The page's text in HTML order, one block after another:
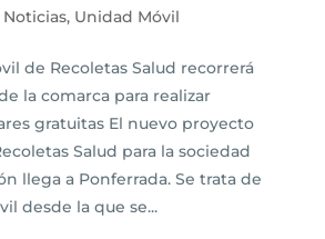
Noticias, Unidad Móvil
de Recoletas Salud recorrerá
la comarca para realizar
gratuitas El nuevo proyecto
Salud para la sociedad
llega a Ponferrada. Se trata de
desde la que se...